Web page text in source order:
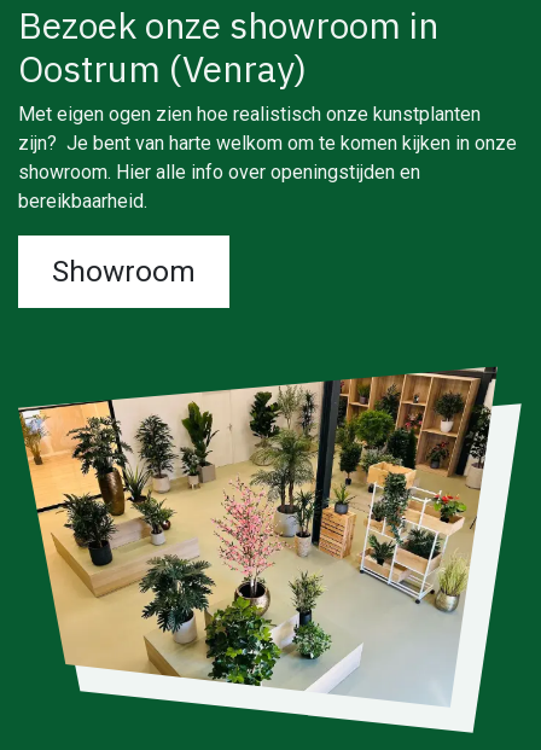
Bezoek onze showroom in
Oostrum (Venray)
Met eigen ogen zien hoe realistisch onze kunstplanten
zijn? Je bent van harte welkom om te komen kijken in onze
showroom. Hier alle info over openingstijden en
bereikbaarheid.
Showroom